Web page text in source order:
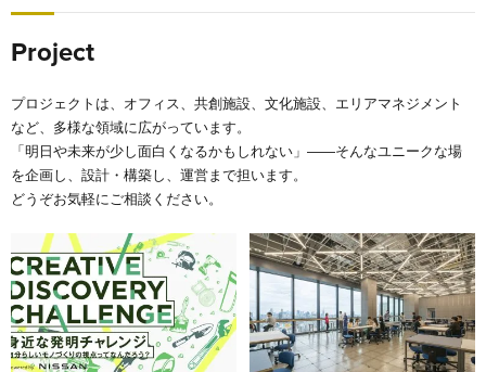
Project
プロジェクトは、オフィス、共創施設、文化施設、エリアマネジメント
など、多様な領域に広がっています。
「明日や未来が少し面白くなるかもしれない」――そんなユニークな場
を企画し、設計・構築し、運営まで担います。
どうぞお気軽にご相談ください。
日産が次世代のクリエイターとモノづくりの未来を探求し
多彩な「問い」から社会価値